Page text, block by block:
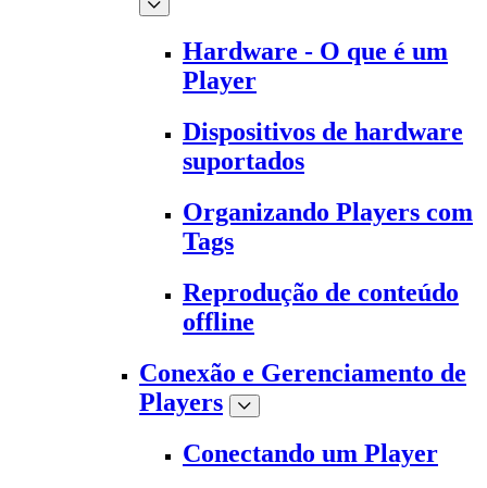
Hardware - O que é um
Player
Dispositivos de hardware
suportados
Organizando Players com
Tags
Reprodução de conteúdo
offline
Conexão e Gerenciamento de
Players
Conectando um Player